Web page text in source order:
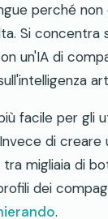
perché
Si concentra
un'IA di
facile per gli
di creare
migliaia di
dei
.